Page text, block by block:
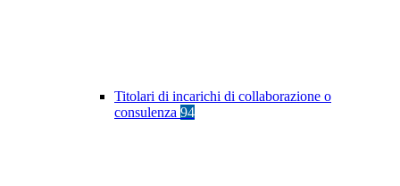
Titolari di incarichi di collaborazione o
consulenza 94